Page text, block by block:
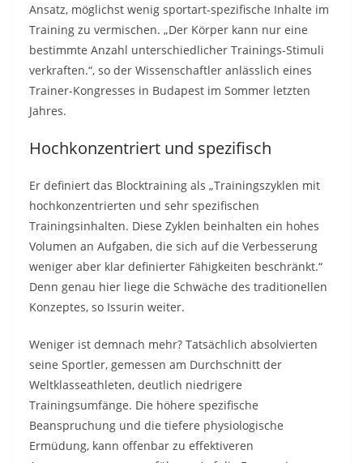
Ansatz, möglichst wenig sportart-spezifische Inhalte im
Training zu vermischen. „Der Körper kann nur eine
bestimmte Anzahl unterschiedlicher Trainings-Stimuli
verkraften.“, so der Wissenschaftler anlässlich eines
Trainer-Kongresses in Budapest im Sommer letzten
Jahres.
Hochkonzentriert und spezifisch
Er definiert das Blocktraining als „Trainingszyklen mit
hochkonzentrierten und sehr spezifischen
Trainingsinhalten. Diese Zyklen beinhalten ein hohes
Volumen an Aufgaben, die sich auf die Verbesserung
weniger aber klar definierter Fähigkeiten beschränkt.“
Denn genau hier liege die Schwäche des traditionellen
Konzeptes, so Issurin weiter.
Weniger ist demnach mehr? Tatsächlich absolvierten
seine Sportler, gemessen am Durchschnitt der
Weltklasseathleten, deutlich niedrigere
Trainingsumfänge. Die höhere spezifische
Beanspruchung und die tiefere physiologische
Ermüdung, kann offenbar zu effektiveren